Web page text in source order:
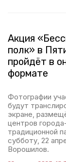
Акция
полк» в
пройдёт в
формате
Фотографии
будут
экране,
центров
традиционной
субботу, 22
Ворошилов.